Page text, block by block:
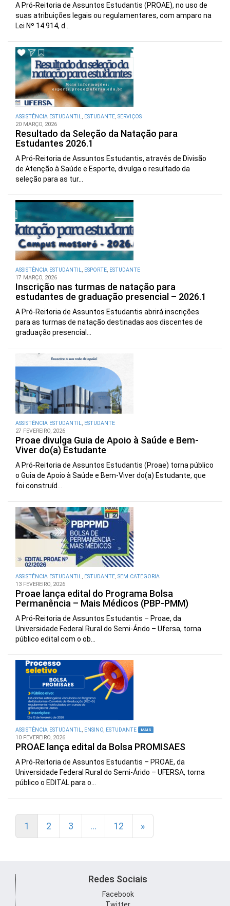
A Pró-Reitoria de Assuntos Estudantis (PROAE), no uso de
suas atribuições legais ou regulamentares, com amparo na
Lei Nº 14.914, d...
ASSISTÊNCIA ESTUDANTIL, ESTUDANTE, SERVIÇOS
20 MARÇO, 2026
Resultado da Seleção da Natação para
Estudantes 2026.1
A Pró-Reitoria de Assuntos Estudantis, através de Divisão
de Atenção à Saúde e Esporte, divulga o resultado da
seleção para as tur...
ASSISTÊNCIA ESTUDANTIL, ESPORTE, ESTUDANTE
17 MARÇO, 2026
Inscrição nas turmas de natação para
estudantes de graduação presencial – 2026.1
A Pró-Reitoria de Assuntos Estudantis abrirá inscrições
para as turmas de natação destinadas aos discentes de
graduação presencial...
ASSISTÊNCIA ESTUDANTIL, ESTUDANTE
27 FEVEREIRO, 2026
Proae divulga Guia de Apoio à Saúde e Bem-
Viver do(a) Estudante
A Pró-Reitoria de Assuntos Estudantis (Proae) torna público
o Guia de Apoio à Saúde e Bem-Viver do(a) Estudante, que
foi construíd...
ASSISTÊNCIA ESTUDANTIL, ESTUDANTE, SEM CATEGORIA
13 FEVEREIRO, 2026
Proae lança edital do Programa Bolsa
Permanência – Mais Médicos (PBP-PMM)
A Pró-Reitoria de Assuntos Estudantis – Proae, da
Universidade Federal Rural do Semi-Árido – Ufersa, torna
público edital com o ob...
ASSISTÊNCIA ESTUDANTIL, ENSINO, ESTUDANTE MAIS
10 FEVEREIRO, 2026
PROAE lança edital da Bolsa PROMISAES
A Pró-Reitoria de Assuntos Estudantis – PROAE, da
Universidade Federal Rural do Semi-Árido – UFERSA, torna
público o EDITAL para o...
1 2 3 … 12 »
Redes Sociais
Facebook